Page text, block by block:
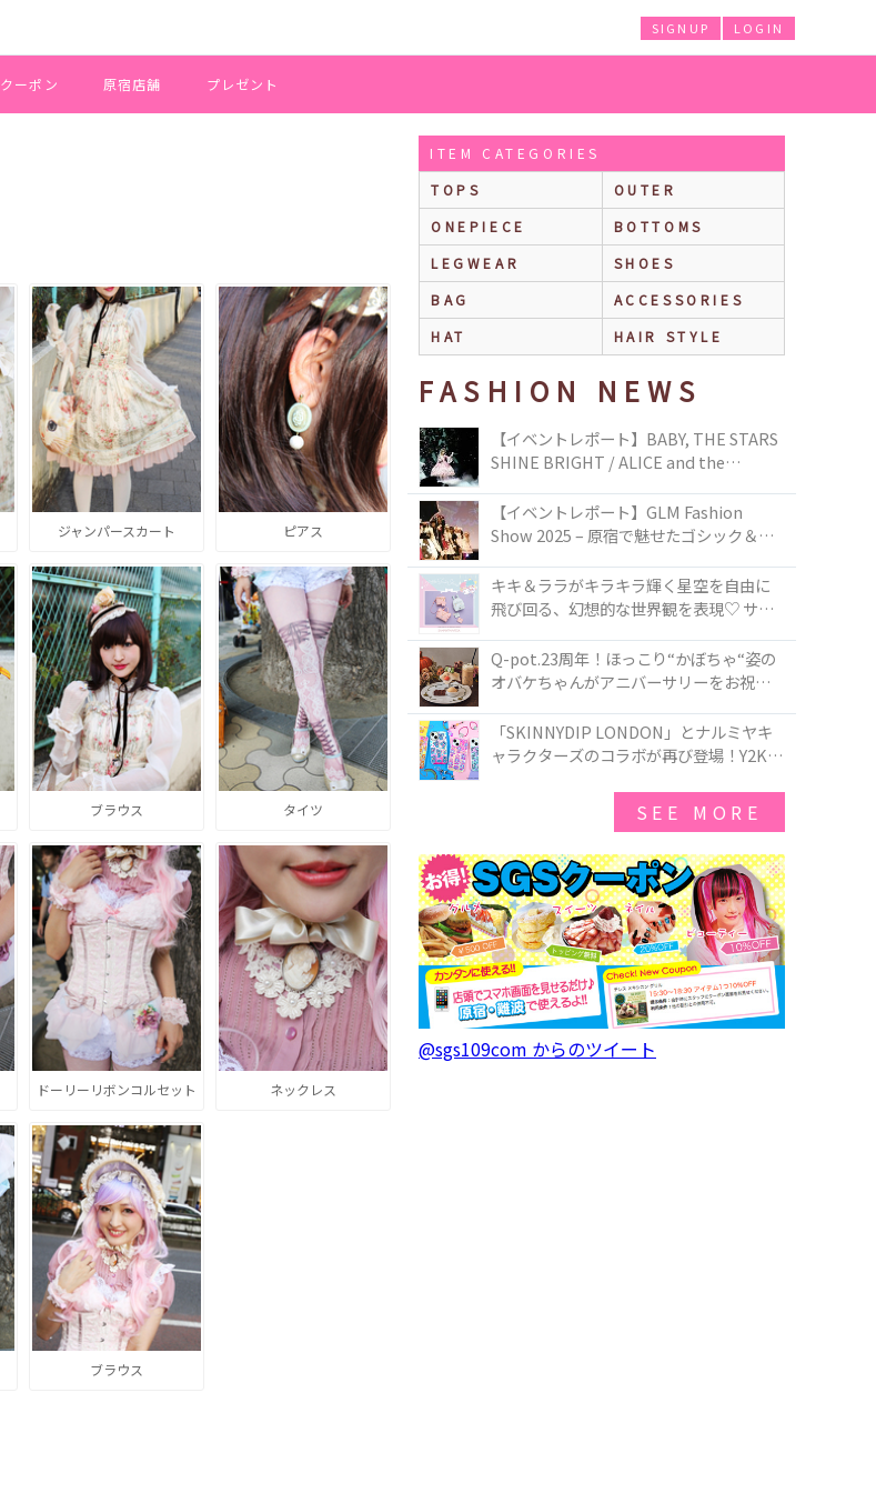
LOGIN
SIGNUP
クーポン 原宿店舗 プレゼント
ジャンパースカート ピアス
ブラウス タイツ
ドーリーリボンコルセット ネックレス
ブラウス
ITEM CATEGORIES
TOPS
OUTER
ONEPIECE
BOTTOMS
LEGWEAR
SHOES
BAG
ACCESSORIES
HAT
HAIR STYLE
FASHION NEWS
【イベントレポート】BABY, THE STARS
SHINE BRIGHT / ALICE and the
TOKYO
【イベントレポート】GLM Fashion
Show 2025 – 原宿で魅せたゴシック＆ロ
キキ＆ララがキラキラ輝く星空を自由に
飛び回る、幻想的な世界観を表現♡ サマ
50周年アニバーサリーイヤー』を記念し
たコレクションが登場
Q-pot.23周年！ほっこり“かぼちゃ“姿の
オバケちゃんがアニバーサリーをお祝い
ー」が新発売！Q-pot CAFE.では「かぼち
ゃのオバケーキプレート」も登場
「SKINNYDIP LONDON」とナルミヤキ
ャラクターズのコラボが再び登場！Y2Kム
SEE MORE
@sgs109com からのツイート